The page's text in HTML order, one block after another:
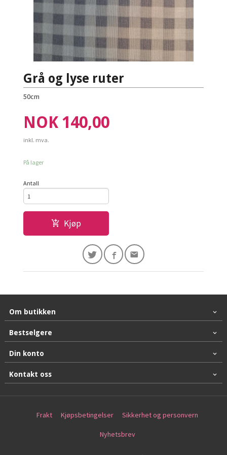
Grå og lyse ruter
50cm
Pris
NOK 140,00
inkl. mva.
På lager
Antall
Kjøp
Om butikken
Bestselgere
Din konto
Kontakt oss
Frakt Kjøpsbetingelser Sikkerhet og personvern
Nyhetsbrev